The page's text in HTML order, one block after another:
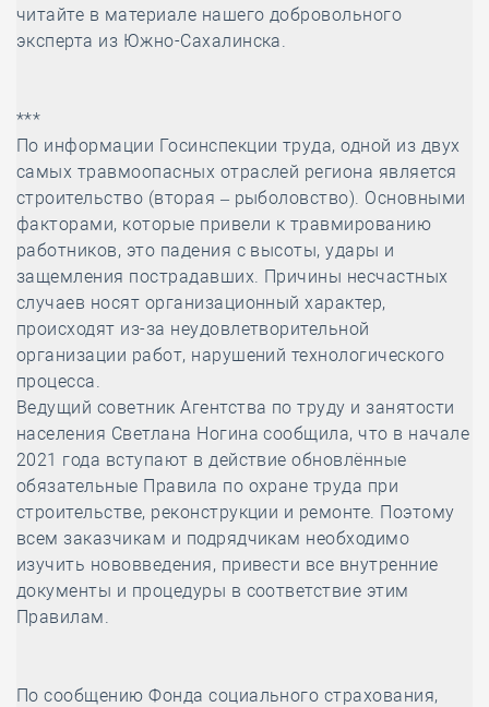
читайте в материале нашего добровольного
эксперта из Южно-Сахалинска.
***
По информации Госинспекции труда, одной из двух
самых травмоопасных отраслей региона является
строительство (вторая – рыболовство). Основными
факторами, которые привели к травмированию
работников, это падения с высоты, удары и
защемления пострадавших. Причины несчастных
случаев носят организационный характер,
происходят из-за неудовлетворительной
организации работ, нарушений технологического
процесса.
Ведущий советник Агентства по труду и занятости
населения Светлана Ногина сообщила, что в начале
2021 года вступают в действие обновлённые
обязательные Правила по охране труда при
строительстве, реконструкции и ремонте. Поэтому
всем заказчикам и подрядчикам необходимо
изучить нововведения, привести все внутренние
документы и процедуры в соответствие этим
Правилам.
По сообщению Фонда социального страхования,